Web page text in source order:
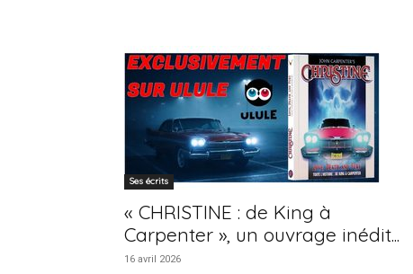
Ses écrits
« CHRISTINE : de King à
Carpenter », un ouvrage inédit...
16 avril 2026